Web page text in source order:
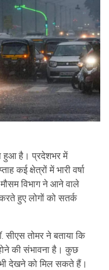
हुआ है। प्रदेशभर में
कई क्षेत्रों में भारी वर्षा
विभाग ने आने वाले
करते हुए लोगों को सतर्क
सीएस तोमर ने बताया कि
की संभावना है। कुछ
देखने को मिल सकते हैं।